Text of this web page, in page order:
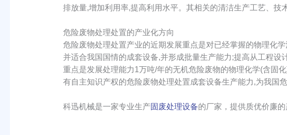
排放量,增加利用率,提高利用水平。其相关的清洁生产工艺、技
危险废物处理处置的产业化方向
危险废物处理处置产业的近期发展重点是对已经掌握的物理化
并适合我国国情的成套设备,并形成批量生产能力;提高从工程设
重点是发展处理能力1万吨/年的无机危险废物的物理化学(含固
有自主知识产权的危险废物处理处置成套设备生产能力,为我国
科迅机械是一家专业生产固废处理设备的厂家，提供质优价廉的